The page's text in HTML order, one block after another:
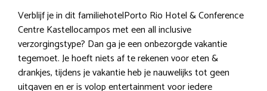
Verblijf je in dit familiehotelPorto Rio Hotel & Conference
Centre Kastellocampos met een all inclusive
verzorgingstype? Dan ga je een onbezorgde vakantie
tegemoet. Je hoeft niets af te rekenen voor eten &
drankjes, tijdens je vakantie heb je nauwelijks tot geen
uitgaven en er is volop entertainment voor iedere